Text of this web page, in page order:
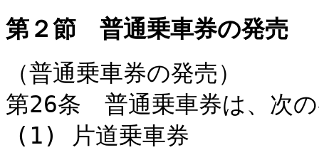
第２節 普通乗車券の発売
（普通乗車券の発売）
第26条 普通乗車券は、次
(1) 片道乗車券